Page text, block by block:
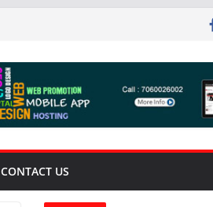
CONTACT US